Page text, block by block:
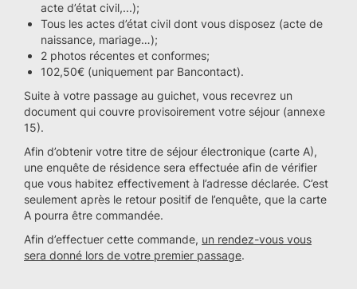
acte d’état civil,...);
Tous les actes d’état civil dont vous disposez (acte de
naissance, mariage…);
2 photos récentes et conformes;
102,50€ (uniquement par Bancontact).
Suite à votre passage au guichet, vous recevrez un
document qui couvre provisoirement votre séjour (annexe
15).
Afin d’obtenir votre titre de séjour électronique (carte A),
une enquête de résidence sera effectuée afin de vérifier
que vous habitez effectivement à l’adresse déclarée. C’est
seulement après le retour positif de l’enquête, que la carte
A pourra être commandée.
Afin d’effectuer cette commande, un rendez-vous vous
sera donné lors de votre premier passage.